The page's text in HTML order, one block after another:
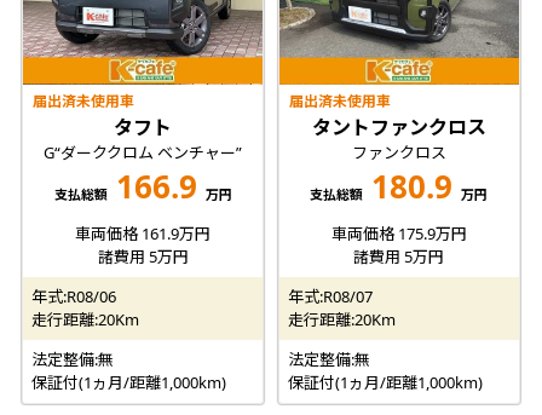
届出済未使用車
タフト
G“ダーククロム ベンチャー”
支払総額 166.9 万円
車両価格 161.9万円
諸費用 5万円
年式:R08/06
走行距離:20Km
法定整備:無
保証付(1ヵ月/距離1,000km)
届出済未使用車
タントファンクロス
ファンクロス
支払総額 180.9 万円
車両価格 175.9万円
諸費用 5万円
年式:R08/07
走行距離:20Km
法定整備:無
保証付(1ヵ月/距離1,000km)